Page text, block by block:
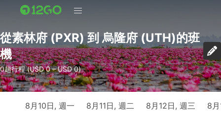
從素林府 (PXR) 到 烏隆府 (UTH)的班
機
0趟行程 (USD 0 – USD 0)
8月10日, 週一 8月11日, 週二 8月12日, 週三 8